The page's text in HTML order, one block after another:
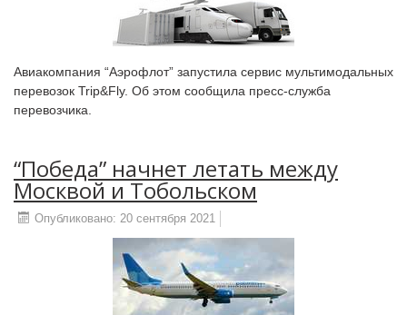
Авиакомпания “Аэрофлот” запустила сервис мультимодальных
перевозок Trip&Fly. Об этом сообщила пресс-служба
перевозчика.
“Победа” начнет летать между
Москвой и Тобольском
Опубликовано: 20 сентября 2021